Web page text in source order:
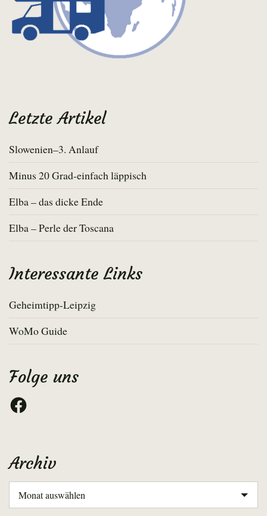
Letzte Artikel
Slowenien–3. Anlauf
Minus 20 Grad-einfach läppisch
Elba – das dicke Ende
Elba – Perle der Toscana
Interessante Links
Geheimtipp-Leipzig
WoMo Guide
Folge uns
Facebook
Archiv
Archiv